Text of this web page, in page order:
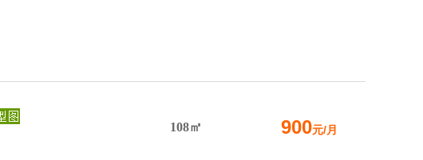
108㎡ 900元/月